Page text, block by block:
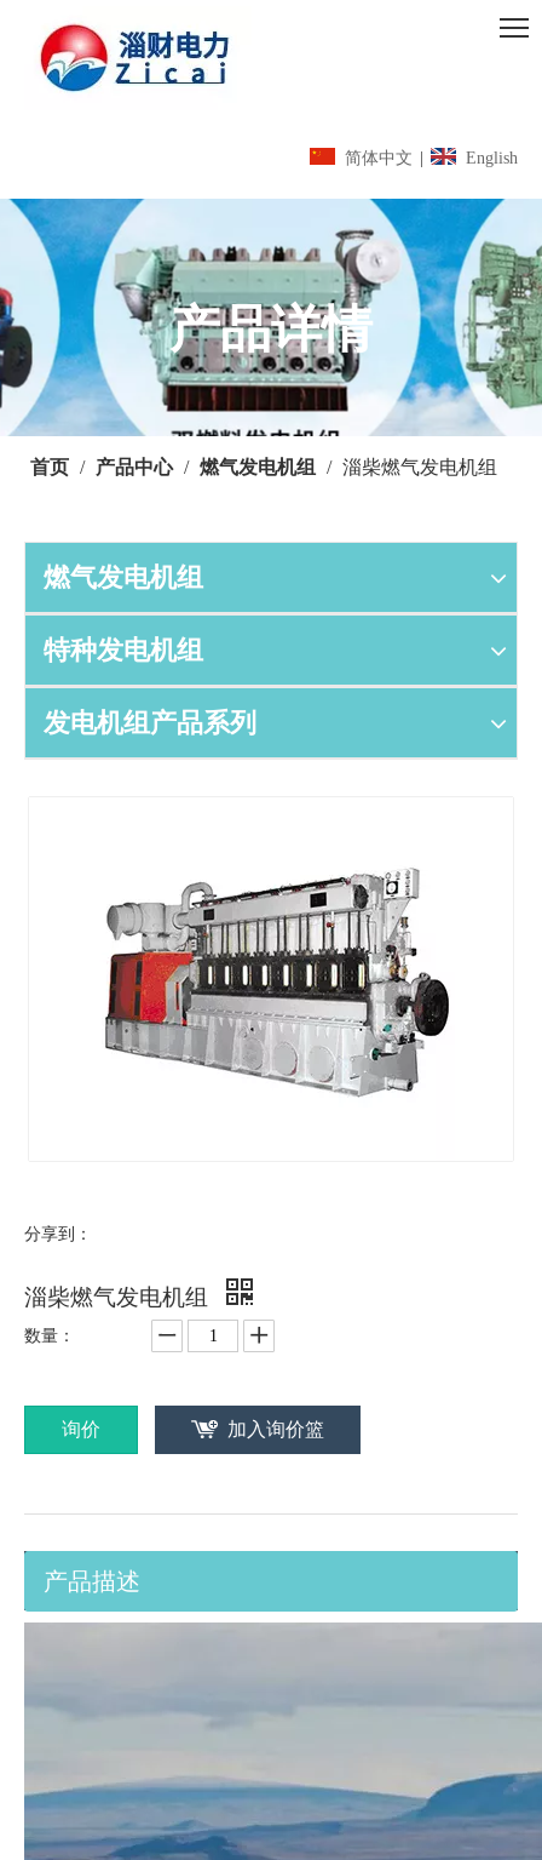
简体中文 English
产品详情
首页 / 产品中心 / 燃气发电机组 / 淄柴燃气发电机组
燃气发电机组
特种发电机组
发电机组产品系列
分享到：
淄柴燃气发电机组
数量：
询价 加入询价篮
产品描述